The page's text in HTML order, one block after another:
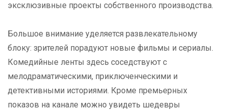
эксклюзивные проекты собственного производства.
Большое внимание уделяется развлекательному
блоку: зрителей порадуют новые фильмы и сериалы.
Комедийные ленты здесь соседствуют с
мелодраматическими, приключенческими и
детективными историями. Кроме премьерных
показов на канале можно увидеть шедевры